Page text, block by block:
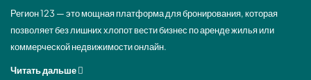
Регион 123 — это мощная платформа для бронирования, которая
позволяет без лишних хлопот вести бизнес по аренде жилья или
коммерческой недвижимости онлайн.
Читать дальше